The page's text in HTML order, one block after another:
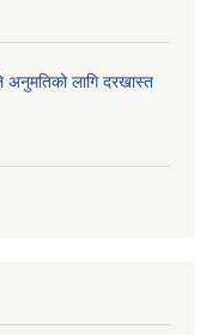
अनुमतिको लागि दरखास्त